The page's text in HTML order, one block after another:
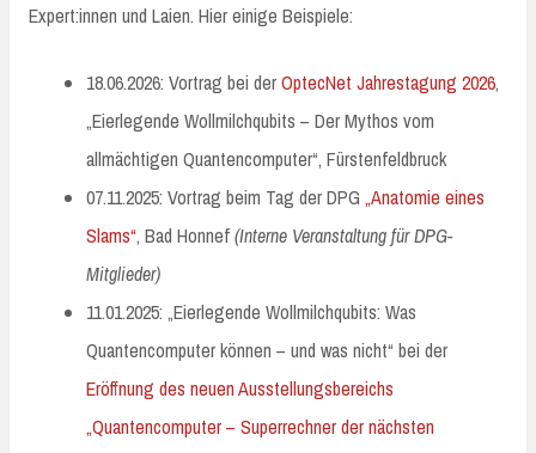
Expert:innen und Laien. Hier einige Beispiele:
18.06.2026: Vortrag bei derOptecNet Jahrestagung 2026,
„Eierlegende Wollmilchqubits – Der Mythos vom
allmächtigen Quantencomputer“, Fürstenfeldbruck
07.11.2025: Vortrag beim Tag der DPG „Anatomie eines
Slams“, Bad Honnef(Interne Veranstaltung für DPG-
Mitglieder)
11.01.2025: „Eierlegende Wollmilchqubits: Was
Quantencomputer können – und was nicht“ bei der
Eröffnung des neuen Ausstellungsbereichs
„Quantencomputer – Superrechner der nächsten